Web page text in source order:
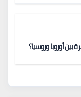
أوروبا وروسيا؟